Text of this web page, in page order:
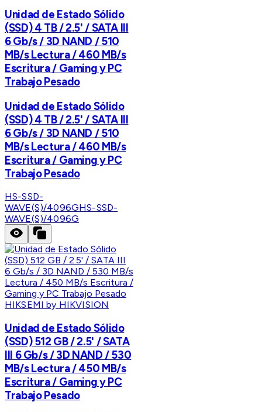
Unidad de Estado Sólido
(SSD) 4 TB / 2.5' / SATA III
6 Gb/s / 3D NAND / 510
MB/s Lectura / 460 MB/s
Escritura / Gaming y PC
Trabajo Pesado
Unidad de Estado Sólido
(SSD) 4 TB / 2.5' / SATA III
6 Gb/s / 3D NAND / 510
MB/s Lectura / 460 MB/s
Escritura / Gaming y PC
Trabajo Pesado
HS-SSD-
WAVE(S)/4096GHS-SSD-
WAVE(S)/4096G
HIKSEMI by HIKVISION
Unidad de Estado Sólido
(SSD) 512 GB / 2.5' / SATA
III 6 Gb/s / 3D NAND / 530
MB/s Lectura / 450 MB/s
Escritura / Gaming y PC
Trabajo Pesado